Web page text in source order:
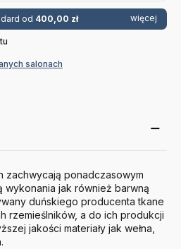
od 400,00 zł więcej
salonach
zachwycają ponadczasowym
wykonania jak również barwną
duńskiego producenta tkane
rzemieślników, a do ich produkcji
jakości materiały jak wełna,